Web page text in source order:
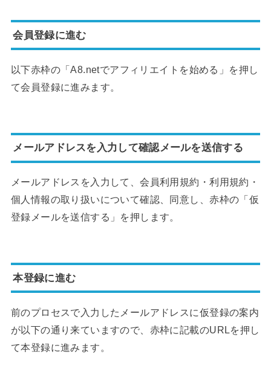
会員登録に進む
以下赤枠の「A8.netでアフィリエイトを始める」を押し
て会員登録に進みます。
メールアドレスを入力して確認メールを送信する
メールアドレスを入力して、会員利用規約・利用規約・
個人情報の取り扱いについて確認、同意し、赤枠の「仮
登録メールを送信する」を押します。
本登録に進む
前のプロセスで入力したメールアドレスに仮登録の案内
が以下の通り来ていますので、赤枠に記載のURLを押し
て本登録に進みます。